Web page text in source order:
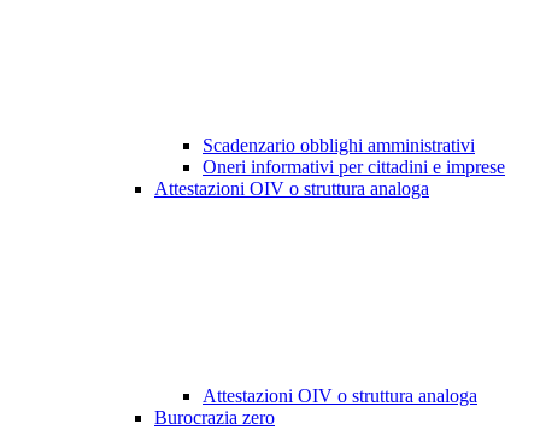
Scadenzario obblighi amministrativi
Oneri informativi per cittadini e imprese
Attestazioni OIV o struttura analoga
Attestazioni OIV o struttura analoga
Burocrazia zero